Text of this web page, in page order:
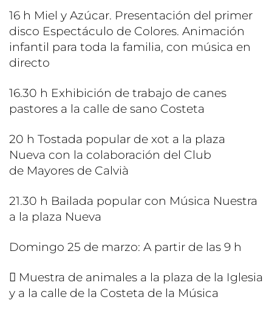
16 h Miel y Azúcar. Presentación del primer
disco Espectáculo de Colores. Animación
infantil para toda la familia, con música en
directo
16.30 h Exhibición de trabajo de canes
pastores a la calle de sano Costeta
20 h Tostada popular de xot a la plaza
Nueva con la colaboración del Club
de Mayores de Calvià
21.30 h Bailada popular con Música Nuestra
a la plaza Nueva
Domingo 25 de marzo: A partir de las 9 h
 Muestra de animales a la plaza de la Iglesia
y a la calle de la Costeta de la Música